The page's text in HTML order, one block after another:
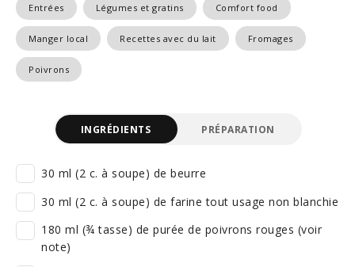
Entrées Légumes et gratins Comfort food
Manger local Recettes avec du lait Fromages
Poivrons
INGRÉDIENTS PRÉPARATION
30 ml (2 c. à soupe) de beurre
30 ml (2 c. à soupe) de farine tout usage non blanchie
180 ml (¾ tasse) de purée de poivrons rouges (voir
note)